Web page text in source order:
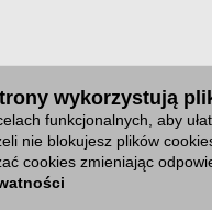
wykorzystują
funkcjonalnych, aby
nie blokujesz plików
cookies zmieniając